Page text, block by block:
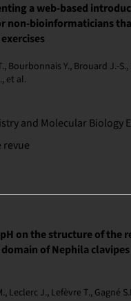
a web-based
non-bioinformaticians
Bourbonnais Y., Brouard J.-
et al.
and Molecular Biology
revue
on the structure of the
of Nephila
Leclerc J., Lefèvre T., Gagné